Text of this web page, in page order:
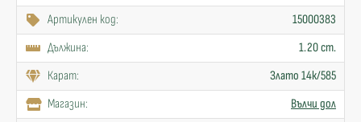
Артикулен код:
15000383
Дължина:
1.20 cm.
Карат:
Злато 14к/585
Mагазин:
Вълчи дол